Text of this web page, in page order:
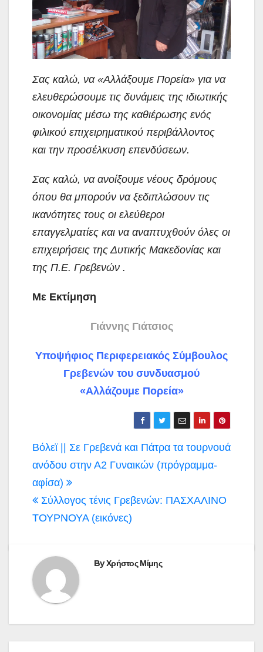
Σας καλώ, να «Αλλάξουμε Πορεία» για να
ελευθερώσουμε τις δυνάμεις της ιδιωτικής
οικονομίας μέσω της καθιέρωσης ενός
φιλικού επιχειρηματικού περιβάλλοντος
και την προσέλκυση επενδύσεων.
Σας καλώ, να ανοίξουμε νέους δρόμους
όπου θα μπορούν να ξεδιπλώσουν τις
ικανότητες τους οι ελεύθεροι
επαγγελματίες και να αναπτυχθούν όλες οι
επιχειρήσεις της Δυτικής Μακεδονίας και
της Π.Ε. Γρεβενών .
Με Εκτίμηση
Γιάννης Γιάτσιος
Υποψήφιος Περιφερειακός Σύμβουλος
Γρεβενών του συνδυασμού
«Αλλάζουμε Πορεία»
Πλοήγηση
άρθρων
Βόλεϊ || Σε Γρεβενά και Πάτρα τα τουρνουά
ανόδου στην Α2 Γυναικών (πρόγραμμα-
αφίσα)
Σύλλογος τένις Γρεβενών: ΠΑΣΧΑΛΙΝΟ
ΤΟΥΡΝΟΥΑ (εικόνες)
ByΧρήστος Μίμης